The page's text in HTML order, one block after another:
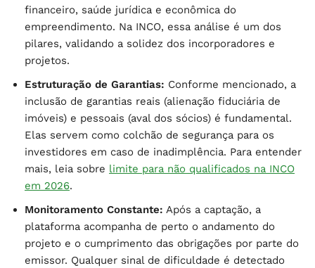
financeiro, saúde jurídica e econômica do
empreendimento. Na INCO, essa análise é um dos
pilares, validando a solidez dos incorporadores e
projetos.
Estruturação de Garantias: Conforme mencionado, a
inclusão de garantias reais (alienação fiduciária de
imóveis) e pessoais (aval dos sócios) é fundamental.
Elas servem como colchão de segurança para os
investidores em caso de inadimplência. Para entender
mais, leia sobre limite para não qualificados na INCO
em 2026.
Monitoramento Constante: Após a captação, a
plataforma acompanha de perto o andamento do
projeto e o cumprimento das obrigações por parte do
emissor. Qualquer sinal de dificuldade é detectado